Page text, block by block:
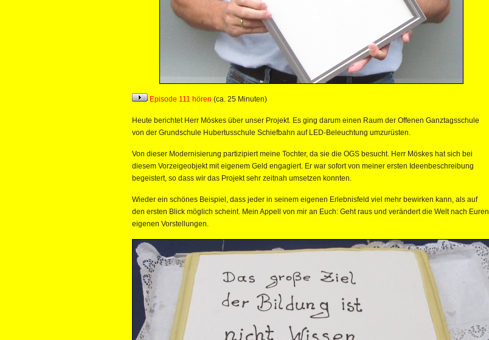
Episode 111 hören (ca. 25 Minuten)
Heute berichtet Herr Möskes über unser Projekt. Es ging darum einen Raum der Offenen Ganztagsschule
von der Grundschule Hubertusschule Schiefbahn auf LED-Beleuchtung umzurüsten.
Von dieser Modernisierung partizipiert meine Tochter, da sie die OGS besucht. Herr Möskes hat sich bei
diesem Vorzeigeobjekt mit eigenem Geld engagiert. Er war sofort von meiner ersten Ideenbeschreibung
begeistert, so dass wir das Projekt sehr zeitnah umsetzen konnten.
Wieder ein schönes Beispiel, dass jeder in seinem eigenen Erlebnisfeld viel mehr bewirken kann, als auf
den ersten Blick möglich scheint. Mein Appell von mir an Euch: Geht raus und verändert die Welt nach Euren
eigenen Vorstellungen.